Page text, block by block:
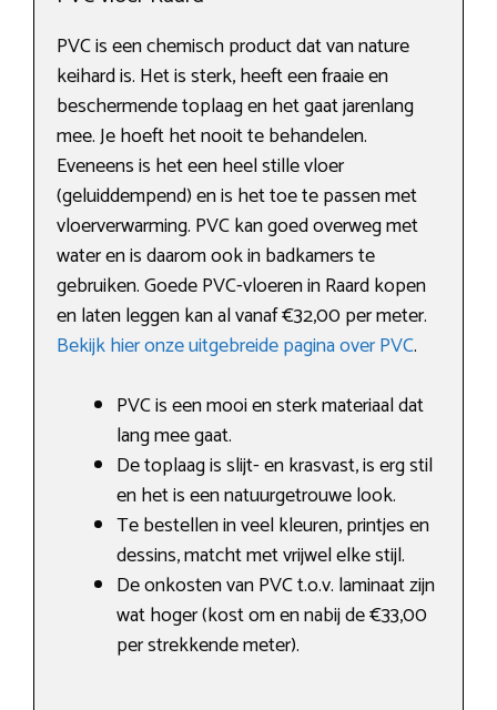
PVC is een chemisch product dat van nature
keihard is. Het is sterk, heeft een fraaie en
beschermende toplaag en het gaat jarenlang
mee. Je hoeft het nooit te behandelen.
Eveneens is het een heel stille vloer
(geluiddempend) en is het toe te passen met
vloerverwarming. PVC kan goed overweg met
water en is daarom ook in badkamers te
gebruiken. Goede PVC-vloeren in Raard kopen
en laten leggen kan al vanaf €32,00 per meter.
Bekijk hier onze uitgebreide pagina over PVC.
PVC is een mooi en sterk materiaal dat
lang mee gaat.
De toplaag is slijt- en krasvast, is erg stil
en het is een natuurgetrouwe look.
Te bestellen in veel kleuren, printjes en
dessins, matcht met vrijwel elke stijl.
De onkosten van PVC t.o.v. laminaat zijn
wat hoger (kost om en nabij de €33,00
per strekkende meter).